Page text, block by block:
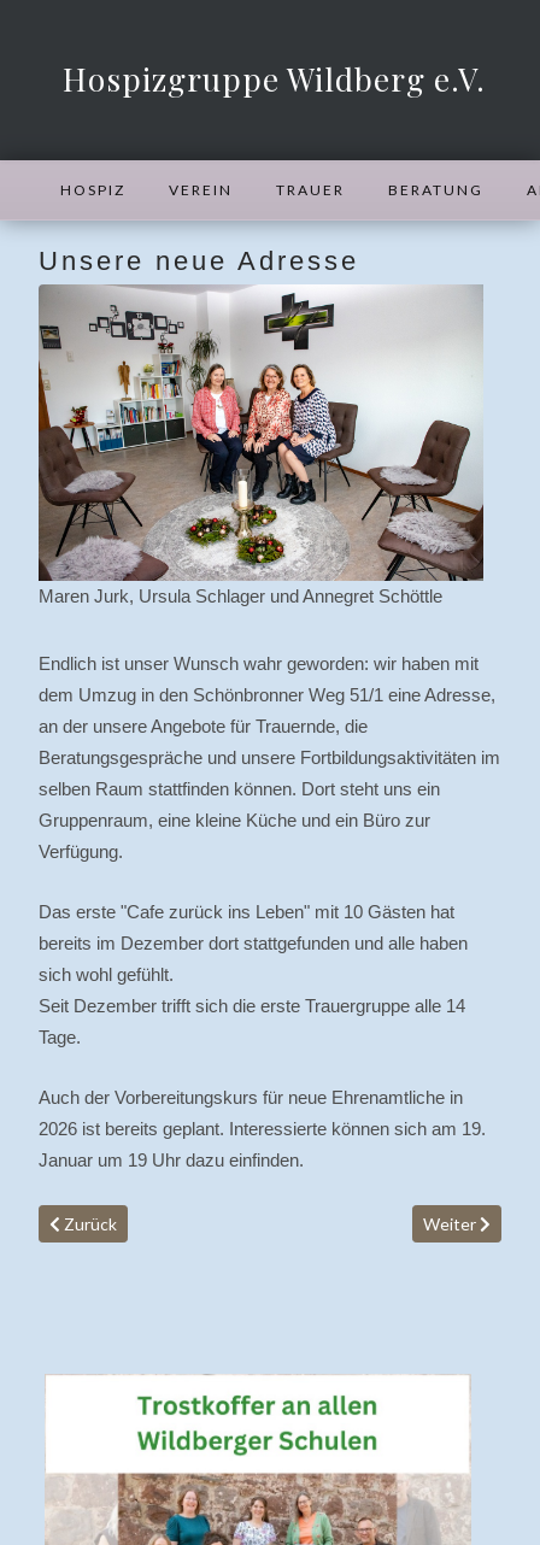
Hospizgruppe Wildberg e.V.
HOSPIZ VEREIN TRAUER BERATUNG
Unsere neue Adresse
Maren Jurk, Ursula Schlager und Annegret Schöttle
Endlich ist unser Wunsch wahr geworden: wir haben mit
dem Umzug in den Schönbronner Weg 51/1 eine Adresse,
an der unsere Angebote für Trauernde, die
Beratungsgespräche und unsere Fortbildungsaktivitäten im
selben Raum stattfinden können. Dort steht uns ein
Gruppenraum, eine kleine Küche und ein Büro zur
Verfügung.
Das erste "Cafe zurück ins Leben" mit 10 Gästen hat
bereits im Dezember dort stattgefunden und alle haben
sich wohl gefühlt.
Seit Dezember trifft sich die erste Trauergruppe alle 14
Tage.
Auch der Vorbereitungskurs für neue Ehrenamtliche in
2026 ist bereits geplant. Interessierte können sich am 19.
Januar um 19 Uhr dazu einfinden.
Vorheriger Beitrag: Neue Angebote in der Trauerbegleitung
Zurück Nächster
Weiter